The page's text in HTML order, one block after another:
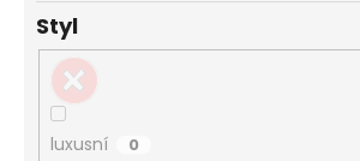
Styl
luxusní 0